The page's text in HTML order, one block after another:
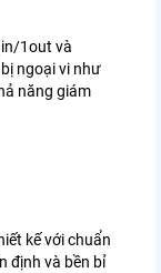
1out và
ngoại vi như
năng giám
kế với chuẩn
định và bền bỉ